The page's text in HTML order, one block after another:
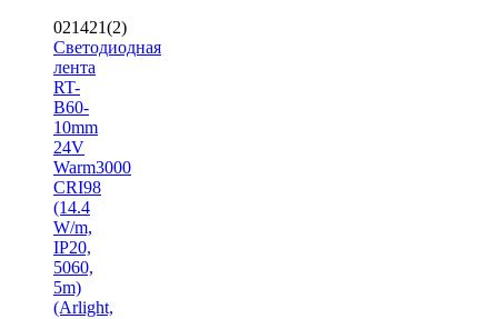
021421(2)
Светодиодная
лента
RT-
B60-
10mm
24V
Warm3000
CRI98
(14.4
W/m,
IP20,
5060,
5m)
(Arlight,